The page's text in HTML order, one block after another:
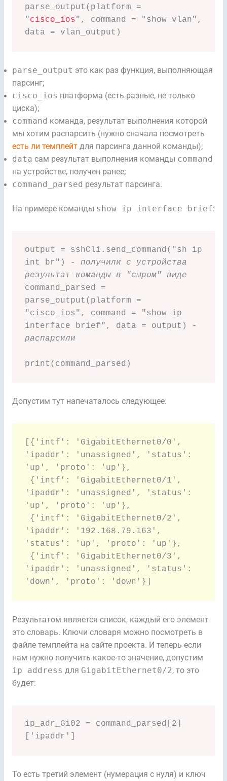
parse_output(platform =
"cisco_ios", command = "show vlan",
data = vlan_output)
parse_output это как раз функция, выполняющая
парсинг;
cisco_ios платформа (есть разные, не только
циска);
command команда, результат выполнения которой
мы хотим распарсить (нужно сначала посмотреть
есть ли темплейтдля парсинга данной команды);
data сам результат выполнения команды command
на устройстве, получен ранее;
command_parsed результат парсинга.
На примере команды show ip interface brief:
output = sshCli.send_command("sh ip
int br")
- получили с устройства
результат команды в "сыром" виде
command_parsed =
parse_output(platform =
"cisco_ios", command = "show ip
interface brief", data = output)
-
распарсили
print(command_parsed)
Допустим тут напечаталось следующее:
[{'intf': 'GigabitEthernet0/0',
'ipaddr': 'unassigned', 'status':
'up', 'proto': 'up'},
'ipaddr': 'unassigned', 'status':
'up', 'proto': 'up'},
'ipaddr': '192.168.79.163',
'status': 'up', 'proto': 'up'},
'ipaddr': 'unassigned', 'status':
'down', 'proto': 'down'}]
Результатом является список, каждый его элемент
это словарь. Ключи словаря можно посмотреть в
файле темплейта на сайте проекта. И теперь если
нам нужно получить какое-то значение, допустим
ip address для GigabitEthernet0/2, то это
будет:
ip_adr_Gi02 = command_parsed[2]
['ipaddr']
То есть третий элемент (нумерация с нуля) и ключ